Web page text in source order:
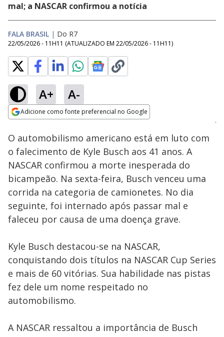
mal; a NASCAR confirmou a notícia
FALA BRASIL | Do R7
22/05/2026 - 11H11 (ATUALIZADO EM 22/05/2026 - 11H11)
A+ A-
Adicione como fonte preferencial no Google
Ativar
100.00%
O automobilismo americano está em luto com
o falecimento de Kyle Busch aos 41 anos. A
NASCAR confirmou a morte inesperada do
bicampeão. Na sexta-feira, Busch venceu uma
corrida na categoria de camionetes. No dia
seguinte, foi internado após passar mal e
faleceu por causa de uma doença grave.
Kyle Busch destacou-se na NASCAR,
conquistando dois títulos na NASCAR Cup Series
e mais de 60 vitórias. Sua habilidade nas pistas
fez dele um nome respeitado no
automobilismo.
A NASCAR ressaltou a importância de Busch